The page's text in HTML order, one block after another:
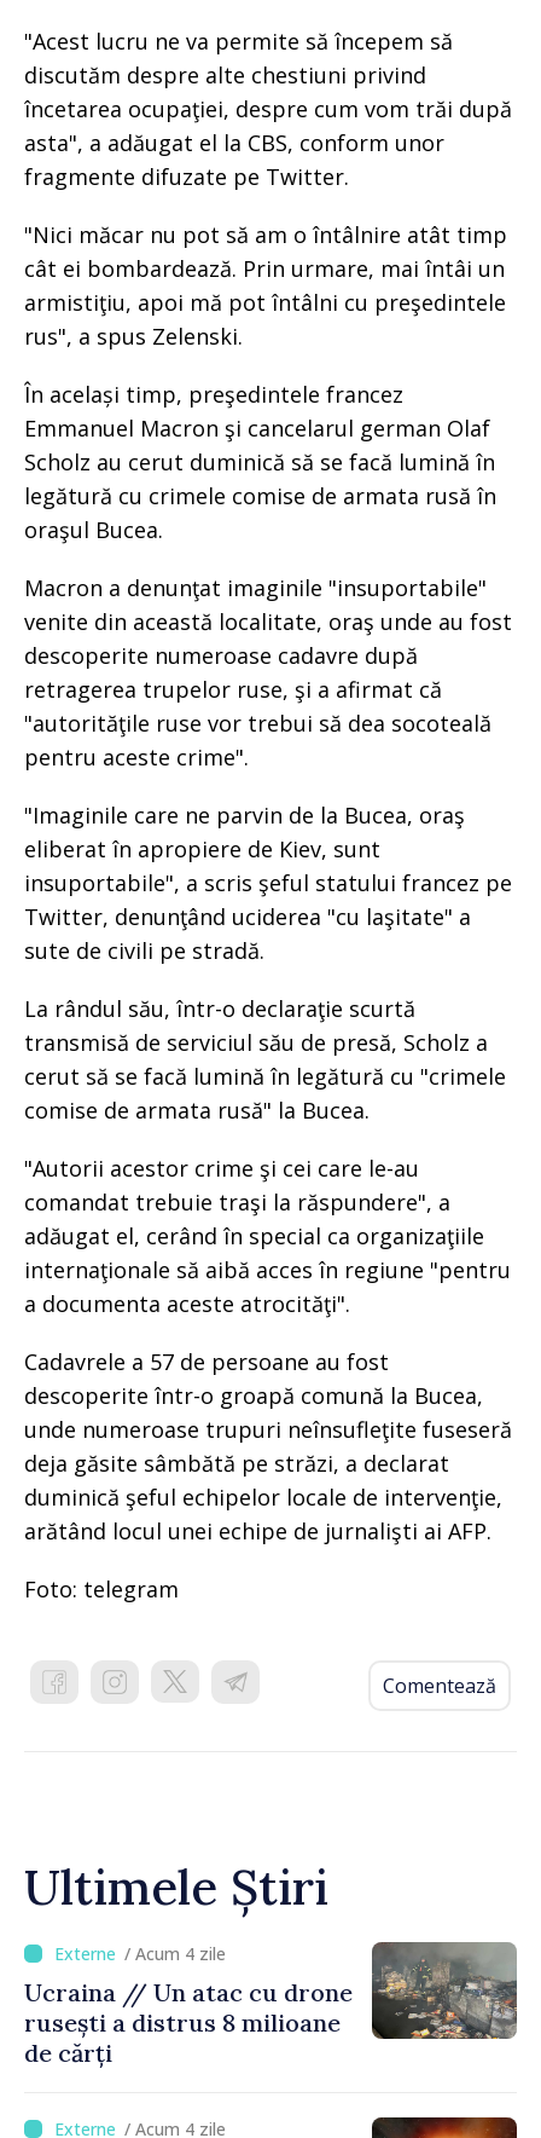
"Acest lucru ne va permite să începem să
discutăm despre alte chestiuni privind
încetarea ocupaţiei, despre cum vom trăi după
asta", a adăugat el la CBS, conform unor
fragmente difuzate pe Twitter.
"Nici măcar nu pot să am o întâlnire atât timp
cât ei bombardează. Prin urmare, mai întâi un
armistiţiu, apoi mă pot întâlni cu preşedintele
rus", a spus Zelenski.
În același timp, preşedintele francez
Emmanuel Macron şi cancelarul german Olaf
Scholz au cerut duminică să se facă lumină în
legătură cu crimele comise de armata rusă în
oraşul Bucea.
Macron a denunţat imaginile "insuportabile"
venite din această localitate, oraş unde au fost
descoperite numeroase cadavre după
retragerea trupelor ruse, şi a afirmat că
"autorităţile ruse vor trebui să dea socoteală
pentru aceste crime".
"Imaginile care ne parvin de la Bucea, oraş
eliberat în apropiere de Kiev, sunt
insuportabile", a scris şeful statului francez pe
Twitter, denunţând uciderea "cu laşitate" a
sute de civili pe stradă.
La rândul său, într-o declaraţie scurtă
transmisă de serviciul său de presă, Scholz a
cerut să se facă lumină în legătură cu "crimele
comise de armata rusă" la Bucea.
"Autorii acestor crime şi cei care le-au
comandat trebuie traşi la răspundere", a
adăugat el, cerând în special ca organizaţiile
internaţionale să aibă acces în regiune "pentru
a documenta aceste atrocităţi".
Cadavrele a 57 de persoane au fost
descoperite într-o groapă comună la Bucea,
unde numeroase trupuri neînsufleţite fuseseră
deja găsite sâmbătă pe străzi, a declarat
duminică şeful echipelor locale de intervenţie,
arătând locul unei echipe de jurnalişti ai AFP.
Foto: telegram
Comentează
Ultimele Știri
/ Acum 4 zile
Ucraina // Un atac cu drone
rusești a distrus 8 milioane
de cărți
/ Acum 4 zile